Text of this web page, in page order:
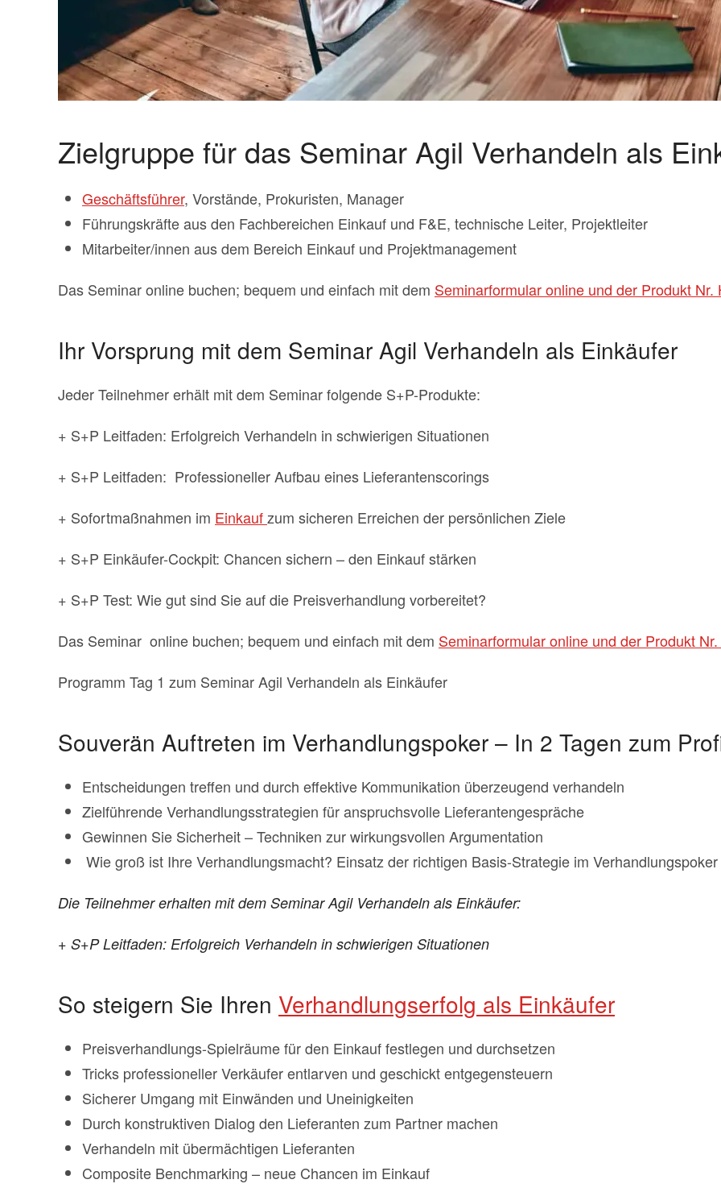
Zielgruppe für das Seminar Agil Verhandeln als
Geschäftsführer, Vorstände, Prokuristen, Manager
Führungskräfte aus den Fachbereichen Einkauf und F&E, technische Leiter, Projektleiter
Mitarbeiter/innen aus dem Bereich Einkauf und Projektmanagement
Das Seminar online buchen; bequem und einfach mit dem Seminarformular online und der Produkt Nr.
Ihr Vorsprung mit dem Seminar Agil Verhandeln als Einkäufer
Jeder Teilnehmer erhält mit dem Seminar folgende S+P-Produkte:
+ S+P Leitfaden: Erfolgreich Verhandeln in schwierigen Situationen
+ S+P Leitfaden: Professioneller Aufbau eines Lieferantenscorings
+ Sofortmaßnahmen im Einkaufzum sicheren Erreichen der persönlichen Ziele
+ S+P Einkäufer-Cockpit: Chancen sichern – den Einkauf stärken
+ S+P Test: Wie gut sind Sie auf die Preisverhandlung vorbereitet?
Das Seminar online buchen; bequem und einfach mit dem Seminarformular online und der Produkt
Programm Tag 1 zum Seminar Agil Verhandeln als Einkäufer
Souverän Auftreten im Verhandlungspoker – In 2 Tagen zum
Entscheidungen treffen und durch effektive Kommunikation überzeugend verhandeln
Zielführende Verhandlungsstrategien für anspruchsvolle Lieferantengespräche
Gewinnen Sie Sicherheit – Techniken zur wirkungsvollen Argumentation
Wie groß ist Ihre Verhandlungsmacht? Einsatz der richtigen Basis-Strategie im Verhandlungspoker
Die Teilnehmer erhalten mit dem Seminar Agil Verhandeln als Einkäufer:
+ S+P Leitfaden: Erfolgreich Verhandeln in schwierigen Situationen
So steigern Sie Ihren Verhandlungserfolg als Einkäufer
Preisverhandlungs-Spielräume für den Einkauf festlegen und durchsetzen
Tricks professioneller Verkäufer entlarven und geschickt entgegensteuern
Sicherer Umgang mit Einwänden und Uneinigkeiten
Durch konstruktiven Dialog den Lieferanten zum Partner machen
Verhandeln mit übermächtigen Lieferanten
Composite Benchmarking – neue Chancen im Einkauf